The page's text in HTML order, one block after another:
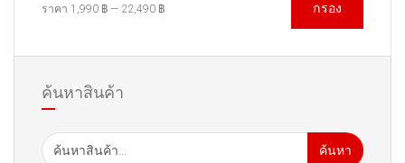
กรอง
ราคา 1,990 ฿ — 22,490 ฿
ค้นหาสินค้า
ค้นหา